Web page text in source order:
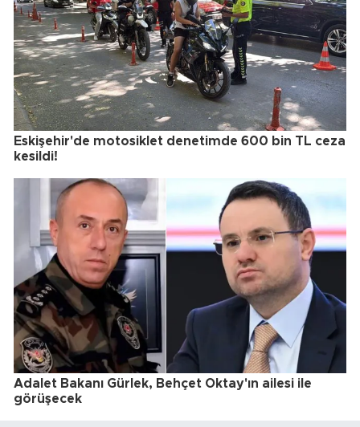
Eskişehir'de motosiklet denetimde 600 bin TL ceza
kesildi!
Adalet Bakanı Gürlek, Behçet Oktay'ın ailesi ile
görüşecek